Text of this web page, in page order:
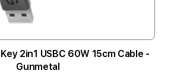
2in1 USBC 60W 15cm Cable -
Gunmetal